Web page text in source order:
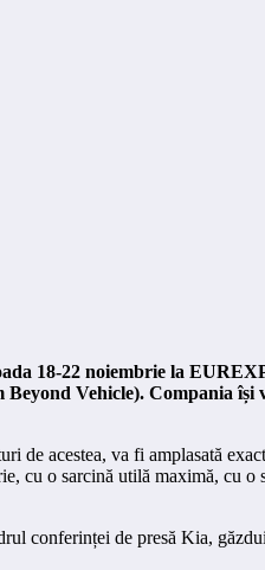
18-22 noiembrie la
Vehicle). Compania
de acestea, va fi amplasată
cu o sarcină utilă maximă,
conferinței de presă Kia,